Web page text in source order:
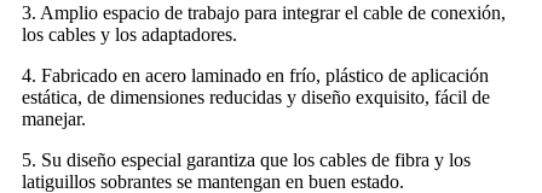
3. Amplio espacio de trabajo para integrar el cable de conexión,
los cables y los adaptadores.
4. Fabricado en acero laminado en frío, plástico de aplicación
estática, de dimensiones reducidas y diseño exquisito, fácil de
manejar.
5. Su diseño especial garantiza que los cables de fibra y los
latiguillos sobrantes se mantengan en buen estado.